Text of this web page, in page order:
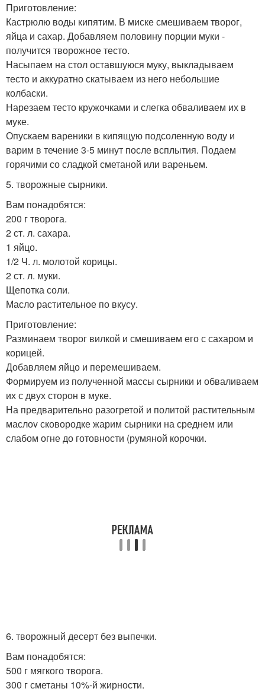
Приготовление:
Кастрюлю воды кипятим. В миске смешиваем творог,
яйца и сахар. Добавляем половину порции муки -
получится творожное тесто.
Насыпаем на стол оставшуюся муку, выкладываем
тесто и аккуратно скатываем из него небольшие
колбаски.
Нарезаем тесто кружочками и слегка обваливаем их в
муке.
Опускаем вареники в кипящую подсоленную воду и
варим в течение 3-5 минут после всплытия. Подаем
горячими со сладкой сметаной или вареньем.
5. творожные сырники.
Вам понадобятся:
200 г творога.
2 ст. л. сахара.
1 яйцо.
1/2 Ч. л. молотой корицы.
2 ст. л. муки.
Щепотка соли.
Масло растительное по вкусу.
Приготовление:
Разминаем творог вилкой и смешиваем его с сахаром и
корицей.
Добавляем яйцо и перемешиваем.
Формируем из полученной массы сырники и обваливаем
их с двух сторон в муке.
На предварительно разогретой и политой растительным
маслоv сковородке жарим сырники на среднем или
слабом огне до готовности (румяной корочки.
6. творожный десерт без выпечки.
Вам понадобятся:
500 г мягкого творога.
300 г сметаны 10%-й жирности.